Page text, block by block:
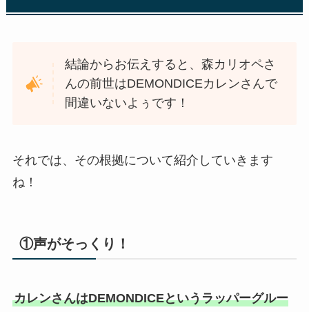
結論からお伝えすると、森カリオペさ
んの前世はDEMONDICEカレンさんで
間違いないよぅです！
それでは、その根拠について紹介していきます
ね！
①声がそっくり！
カレンさんはDEMONDICEというラッパーグルー